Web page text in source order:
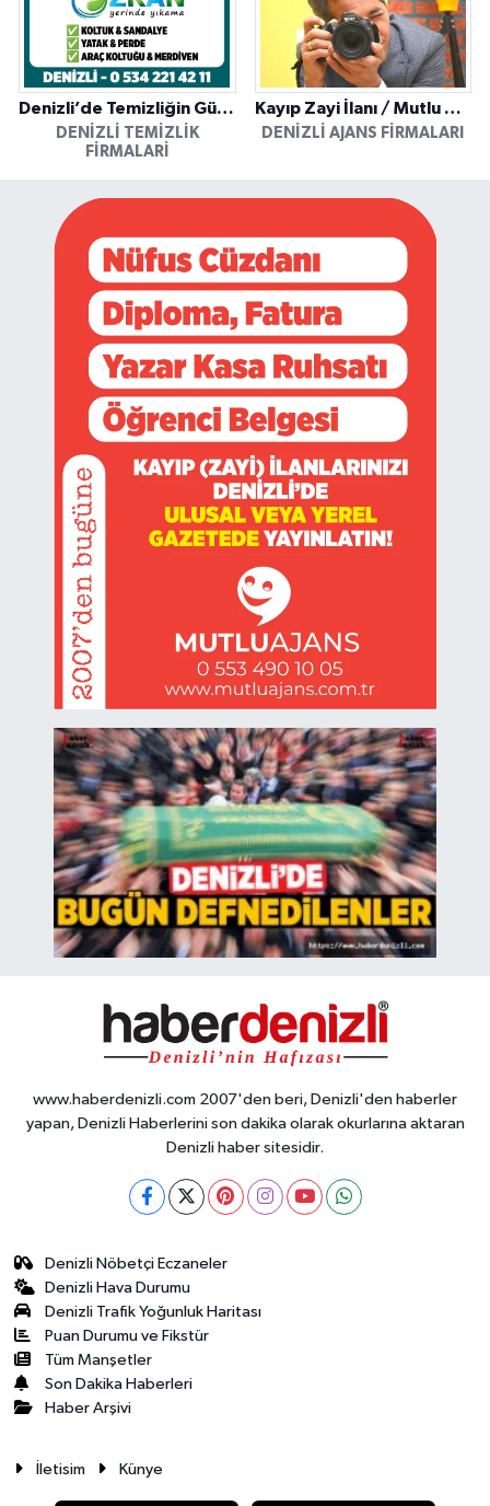
Denizli’de Temizliğin Güvenilir Adresi: Özkan Yerinde Yıkama
DENIZLI TEMIZLIK
FIRMALARI
Kayıp Zayi İlanı / Mutlu Ajans / Denizli
DENIZLI AJANS FIRMALARI
www.haberdenizli.com 2007'den beri, Denizli'den haberler
yapan, Denizli Haberlerini son dakika olarak okurlarına aktaran
Denizli haber sitesidir.
Denizli Nöbetçi Eczaneler
Denizli Hava Durumu
Denizli Trafik Yoğunluk Haritası
Puan Durumu ve Fikstür
Tüm Manşetler
Son Dakika Haberleri
Haber Arşivi
İletisim Künye